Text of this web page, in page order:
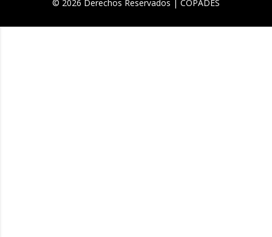
© 2026 Derechos Reservados | COPADES